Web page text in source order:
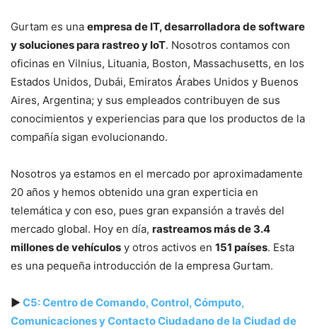
Gurtam es una empresa de IT, desarrolladora de software
y soluciones para rastreo y IoT. Nosotros contamos con
oficinas en Vilnius, Lituania, Boston, Massachusetts, en los
Estados Unidos, Dubái, Emiratos Árabes Unidos y Buenos
Aires, Argentina; y sus empleados contribuyen de sus
conocimientos y experiencias para que los productos de la
compañía sigan evolucionando.
Nosotros ya estamos en el mercado por aproximadamente
20 años y hemos obtenido una gran experticia en
telemática y con eso, pues gran expansión a través del
mercado global. Hoy en día, rastreamos más de 3.4
millones de vehículos y otros activos en 151 países. Esta
es una pequeña introducción de la empresa Gurtam.
▶C5: Centro de Comando, Control, Cómputo,
Comunicaciones y Contacto Ciudadano de la Ciudad de